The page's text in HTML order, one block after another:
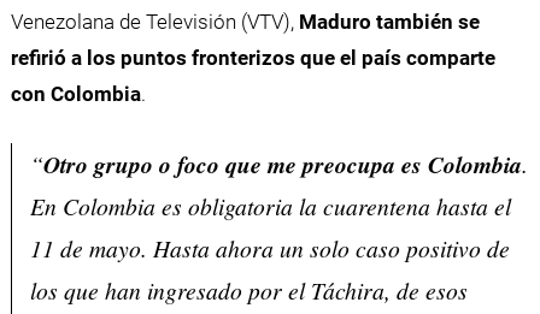
Venezolana de Televisión (VTV), Maduro también se
refirió a los puntos fronterizos que el país comparte
con Colombia.
“Otro grupo o foco que me preocupa es Colombia.
En Colombia es obligatoria la cuarentena hasta el
11 de mayo. Hasta ahora un solo caso positivo de
los que han ingresado por el Táchira, de esos